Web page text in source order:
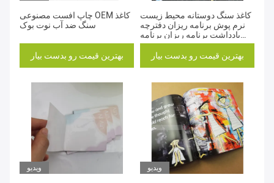
چاپ افست مصنوعی OEM کاغذ
سنگ ضد آب نوت بوک
بهترین قیمت رو بدست بیار
کاغذ سنگ دوستانه محیط زیست
نرم پوش برنامه ریزان دفترچه
یادداشت برنامه ریزان برنامه
های تبلیغاتی لوازم اداری مدرسه
چاپ چسب دفترچه یادداشت
بهترین قیمت رو بدست بیار
ویدیو ویدیو